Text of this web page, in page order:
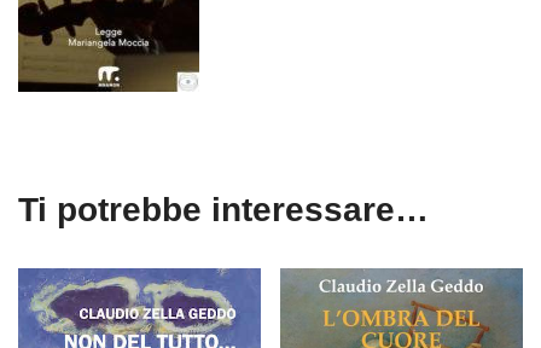
Ti potrebbe interessare…